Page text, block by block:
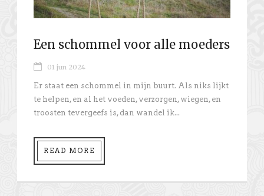
Een schommel voor alle moeders
01 jun 2024
Er staat een schommel in mijn buurt. Als niks lijkt
te helpen, en al het voeden, verzorgen, wiegen, en
troosten tevergeefs is, dan wandel ik...
READ MORE